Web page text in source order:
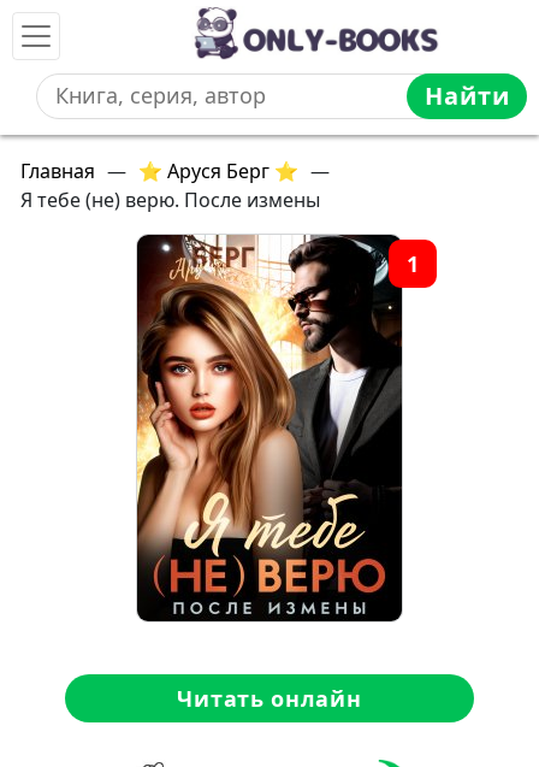
Найти
Главная — ⭐ Аруся Берг ⭐ —
Я тебе (не) верю. После измены
1
Читать онлайн